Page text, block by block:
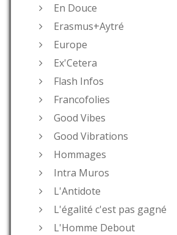
En Douce
Erasmus+Aytré
Europe
Ex'Cetera
Flash Infos
Francofolies
Good Vibes
Good Vibrations
Hommages
Intra Muros
L'Antidote
L'égalité c'est pas gagné
L'Homme Debout